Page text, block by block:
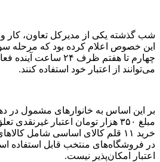
شب گذشته یکی از مدیرکل تعاون، کار و
این خصوص اعلام کرده بود که مرحله
چهارم تا هفتم ظرف ۲۴
می‌توانند از اعتبار خود استفاده کنند.
بر این اساس به خانوار‌های مشمول در
مبلغ ۳۵۰ هزار تومان اعتبار
خرید ۱۱ قلم کالای اساسی شامل
در فروشگاه‌های منتخب قابل استفاده
اعتبار امکان‌پذیر نیست.